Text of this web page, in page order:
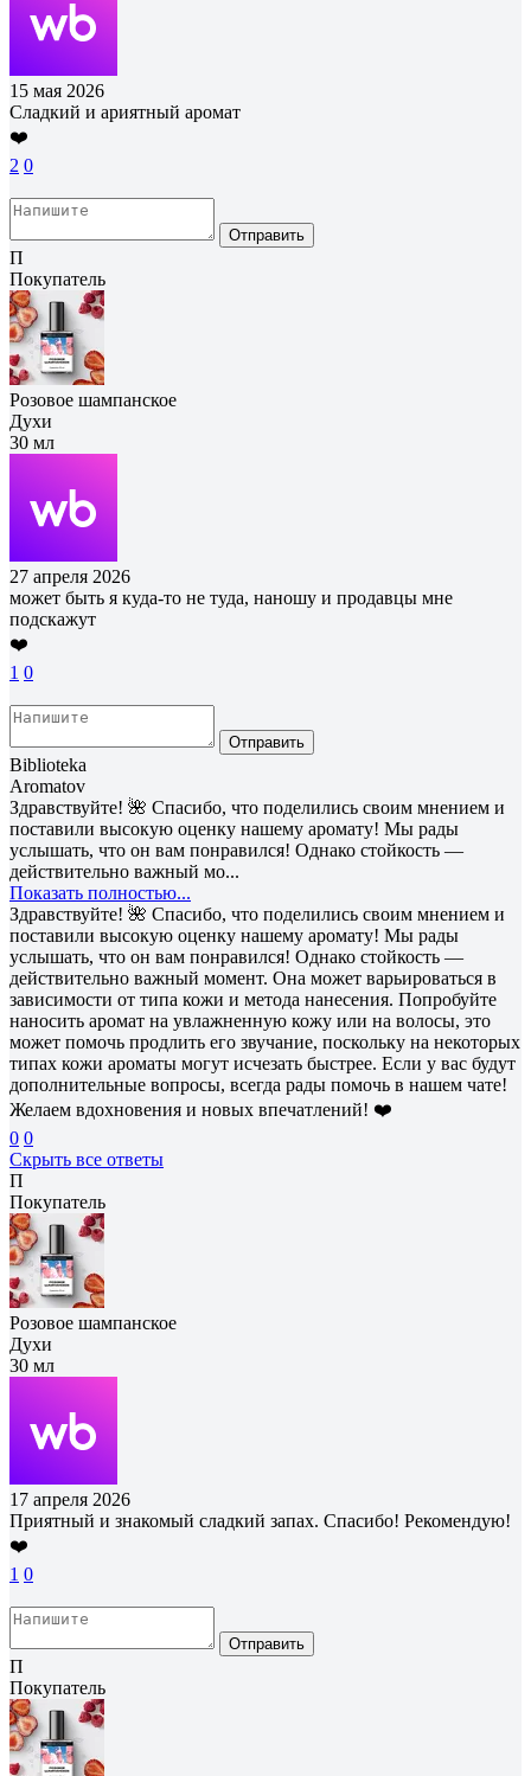
15 мая 2026
Сладкий и ариятный аромат
❤️
2 0
Отправить
П
Покупатель
Розовое шампанское
Духи
30 мл
27 апреля 2026
может быть я куда-то не туда, наношу и продавцы мне
подскажут
❤️
1 0
Отправить
Biblioteka
Aromatov
Здравствуйте! 🌺 Спасибо, что поделились своим мнением и
поставили высокую оценку нашему аромату! Мы рады
услышать, что он вам понравился! Однако стойкость —
действительно важный мо...
Показать полностью...
Здравствуйте! 🌺 Спасибо, что поделились своим мнением и
поставили высокую оценку нашему аромату! Мы рады
услышать, что он вам понравился! Однако стойкость —
действительно важный момент. Она может варьироваться в
зависимости от типа кожи и метода нанесения. Попробуйте
наносить аромат на увлажненную кожу или на волосы, это
может помочь продлить его звучание, поскольку на некоторых
типах кожи ароматы могут исчезать быстрее. Если у вас будут
дополнительные вопросы, всегда рады помочь в нашем чате!
Желаем вдохновения и новых впечатлений! ❤️
0 0
Скрыть все ответы
П
Покупатель
Розовое шампанское
Духи
30 мл
17 апреля 2026
Приятный и знакомый сладкий запах. Спасибо! Рекомендую!
❤️
1 0
Отправить
П
Покупатель